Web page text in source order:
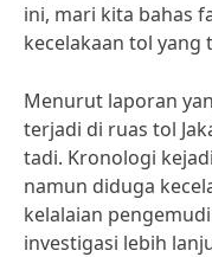
ini, mari kita bahas
kecelakaan tol yang
Menurut laporan
terjadi di ruas tol
tadi. Kronologi
namun diduga
kelalaian
investigasi lebih